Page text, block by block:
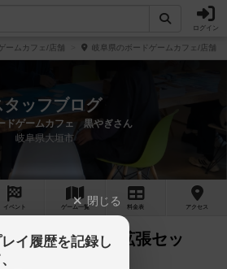
ログイン
ームカフェ/店舗 岐阜県のボードゲームカフェ/店舗
タッフブログ
ドゲームカフェ 黒やぎさん
岐阜県大垣市
イベント ゲーム 一覧 料金 表 アクセス
拡張！５～６人拡張セッ
閉じる
イ履歴を記録し